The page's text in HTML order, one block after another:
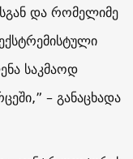
და რომელიმე
საკმაოდ
– განაცხადა